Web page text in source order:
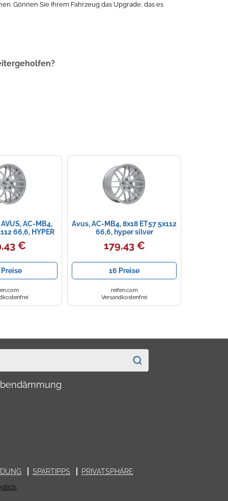
Gönnen Sie Ihrem Fahrzeug das Upgrade, das es
AC-MB4,
66,6, HYPER
€
Preise
Avus, AC-MB4, 8x18 ET57 5x112
66,6, hyper silver
179,43 €
16 Preise
reifen.com
Versandkostenfrei
SPARTIPPS PRIVATSPHÄRE